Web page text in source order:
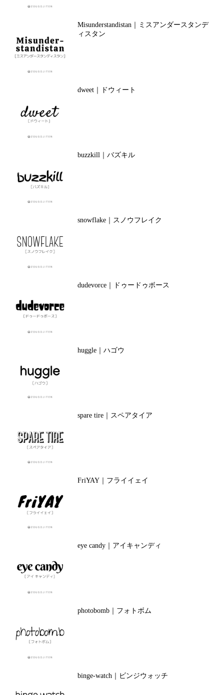
Misunderstandistan｜ミスアンダースタンデ
ィスタン
dweet｜ドウィート
buzzkill｜バズキル
snowflake｜スノウフレイク
dudevorce｜ドゥードゥボース
huggle｜ハゴウ
spare tire｜スペアタイア
FriYAY｜フライイェイ
eye candy｜アイキャンディ
photobomb｜フォトボム
binge-watch｜ビンジウォッチ